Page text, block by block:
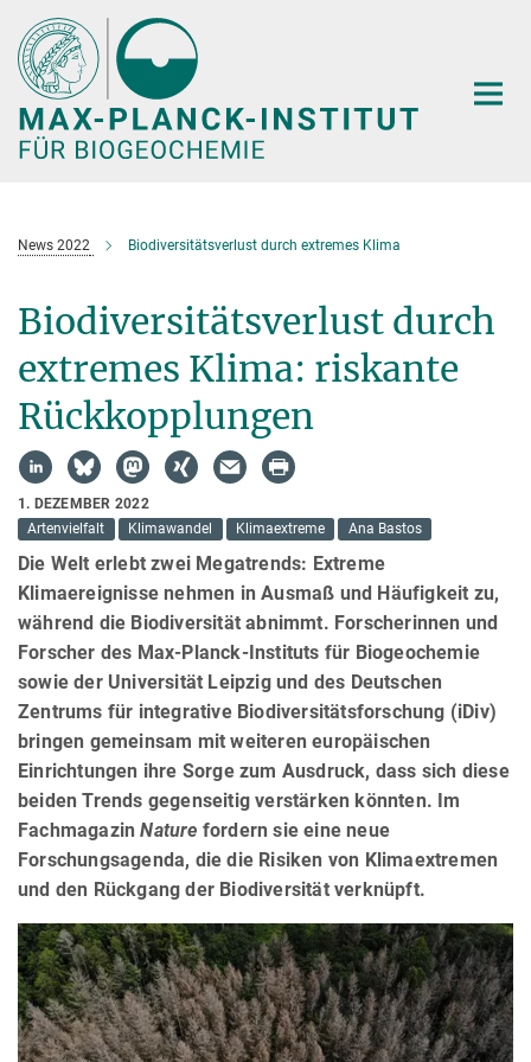
Hauptinhalt
News 2022 Biodiversitätsverlust durch extremes Klima
Biodiversitätsverlust durch
extremes Klima: riskante
Rückkopplungen
1. DEZEMBER 2022
Artenvielfalt
Klimawandel Klimaextreme Ana Bastos
Die Welt erlebt zwei Megatrends: Extreme
Klimaereignisse nehmen in Ausmaß und Häufigkeit zu,
während die Biodiversität abnimmt. Forscherinnen und
Forscher des Max-Planck-Instituts für Biogeochemie
sowie der Universität Leipzig und des Deutschen
Zentrums für integrative Biodiversitätsforschung (iDiv)
bringen gemeinsam mit weiteren europäischen
Einrichtungen ihre Sorge zum Ausdruck, dass sich diese
beiden Trends gegenseitig verstärken könnten. Im
FachmagazinNature fordern sie eine neue
Forschungsagenda, die die Risiken von Klimaextremen
und den Rückgang der Biodiversität verknüpft.